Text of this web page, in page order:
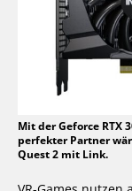
Mit der Geforce RTX
perfekter Partner
Quest 2 mit Link.